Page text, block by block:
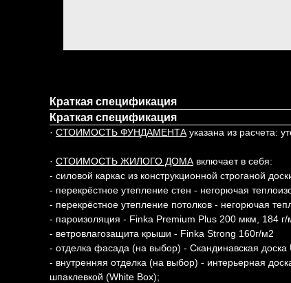
Краткая спецификация
Краткая спецификация
· СТОИМОСТЬ ФУНДАМЕНТА указана из расчета:
· СТОИМОСТЬ ЖИЛОГО ДОМА включает в себя:
- силовой каркас из конструкционной строганой
- перекрёстное утепление стен - негорючая
- перекрёстное утепление потолков - негорючая
- пароизоляция - Finka Premium Plus 200 мкм, 184 г/
- ветровлагозащита крыши - Finka Strong 160г/м2
- отделка фасада (на выбор) - Скандинавская
- внутренняя отделка (на выбор) - интерьерная
шпаклевкой (White Box);